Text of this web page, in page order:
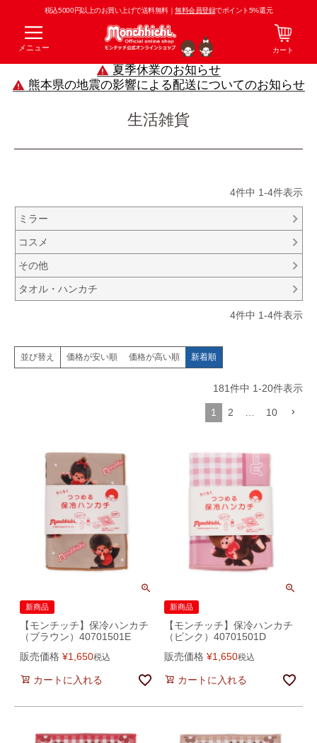
税込5000円以上のお買い上げで送料無料｜無料会員登録でポイント5%還元
メニュー カート
夏季休業のお知らせ
熊本県の地震の影響による配送についてのお知らせ
生活雑貨
4件中 1-4件表示
ミラー
コスメ
その他
タオル・ハンカチ
4件中 1-4件表示
並び替え 価格が安い順 価格が高い順 新着順
181件中 1-20件表示
1 2 10
新商品
【モンチッチ】保冷ハンカチ
（ブラウン）40701501E
販売価格 ¥1,650税込
カートに入れる
新商品
【モンチッチ】保冷ハンカチ
（ピンク）40701501D
販売価格 ¥1,650税込
カートに入れる